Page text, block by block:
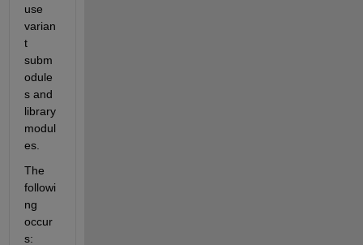
use
varian
t
subm
odule
s and
library
modul
es.
The
followi
ng
occur
s: